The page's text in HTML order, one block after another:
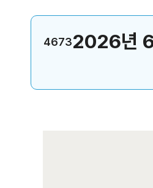
46732026년 6